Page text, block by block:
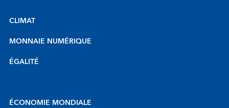
CLIMAT
MONNAIE NUMÉRIQUE
ÉGALITÉ
ÉCONOMIE MONDIALE